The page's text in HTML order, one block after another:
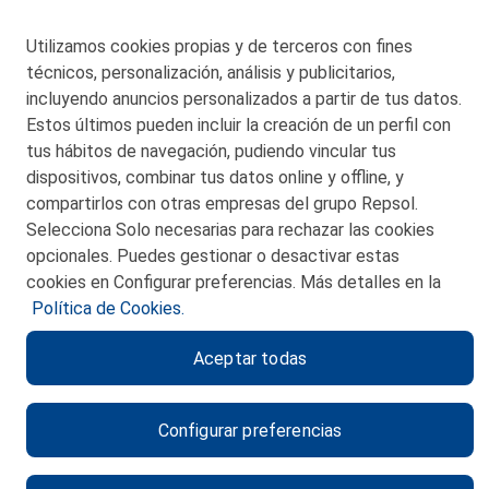
© 2026 Petronor S.A.
CONTACTO
MAPA WEB
POLITICA DE PRIVACIDAD
POLITICA DE COOKIES
CANAL DE ÉTICA
Utilizamos cookies propias y de terceros con fines
técnicos, personalización, análisis y publicitarios,
incluyendo anuncios personalizados a partir de tus datos.
Estos últimos pueden incluir la creación de un perfil con
tus hábitos de navegación, pudiendo vincular tus
dispositivos, combinar tus datos online y offline, y
compartirlos con otras empresas del grupo Repsol.
Selecciona Solo necesarias para rechazar las cookies
opcionales. Puedes gestionar o desactivar estas
cookies en Configurar preferencias. Más detalles en la
Política de Cookies.
Configurar preferencias
Aceptar todas